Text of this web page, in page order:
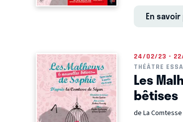
En
24/02/23 -
THÉÂTRE
Les
bêtises
de La Comtesse